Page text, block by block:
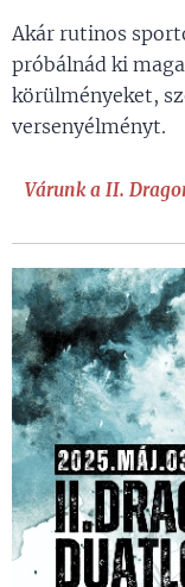
Akár rutinos
próbálnád ki
körülményeket,
versenyélményt.
Várunk a II.